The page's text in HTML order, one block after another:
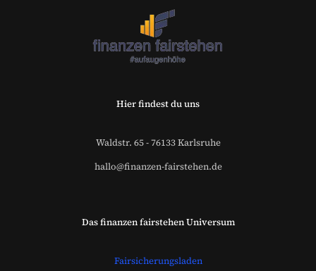
Finanzberater Karlsruhe
Hier findest du uns
Waldstr. 65 - 76133 Karlsruhe
hallo@finanzen-fairstehen.de
Das finanzen fairstehen Universum
Fairsicherungsladen